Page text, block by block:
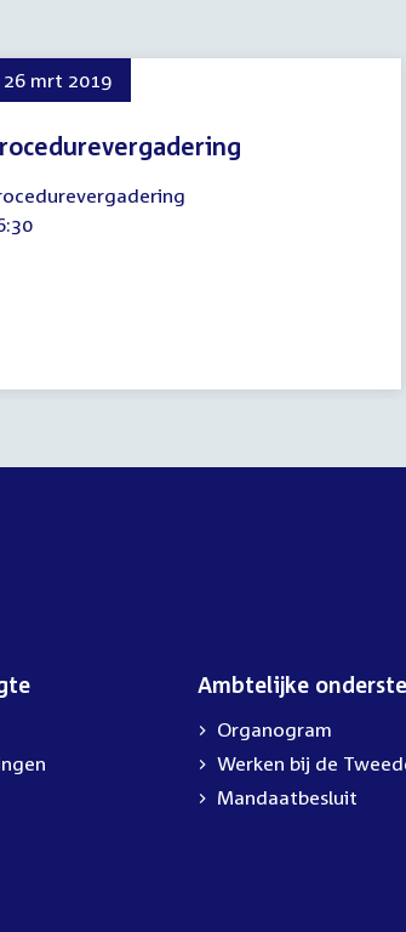
26 mrt 2019
Ambtelijke
Organogram
External
link:
Werken bij de
Mandaatbesluit